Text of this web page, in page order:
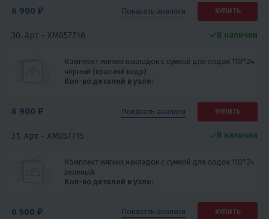
6 900 ₽ Показать аналоги КУПИТЬ
30. Арт - XM057716
Комплект мягких накладок с сумкой для лодок 110*24
черный (красный кедр)
Кол-во деталей в узле:
В наличии
6 900 ₽ Показать аналоги КУПИТЬ
31. Арт - XM057715
Комплект мягких накладок с сумкой для лодок 110*24
зеленый
Кол-во деталей в узле:
В наличии
6 500 ₽ Показать аналоги КУПИТЬ